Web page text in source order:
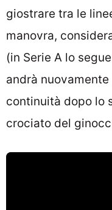
giostrare tra le
manovra,
(in Serie A lo
andrà
continuità dopo lo
crociato del